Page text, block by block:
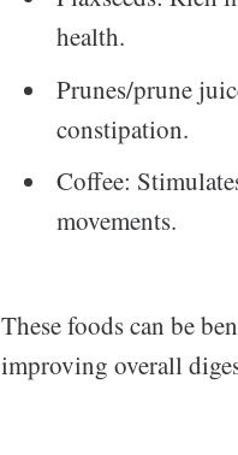
health.
Prunes/prune
constipation.
Coffee:
movements.
These foods can be
improving overall